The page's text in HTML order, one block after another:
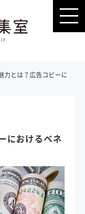
力とは？広告コピーに
におけるベネ